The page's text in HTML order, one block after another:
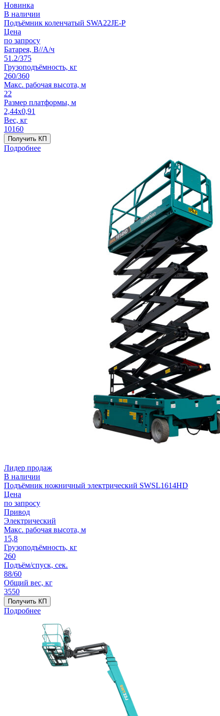
Новинка
В наличии
Подъёмник коленчатый SWA22JE-P
Цена
по запросу
Батарея, В//А/ч
51.2/375
Грузоподъёмность, кг
260/360
Макс. рабочая высота, м
22
Размер платформы, м
2,44x0,91
Вес, кг
10160
Получить КП
Подробнее
Лидер продаж
В наличии
Подъёмник ножничный электрический SWSL1614HD
Цена
по запросу
Привод
Электрический
Макс. рабочая высота, м
15,8
Грузоподъёмность, кг
260
Подъём/спуск, сек.
88/60
Общий вес, кг
3550
Получить КП
Подробнее